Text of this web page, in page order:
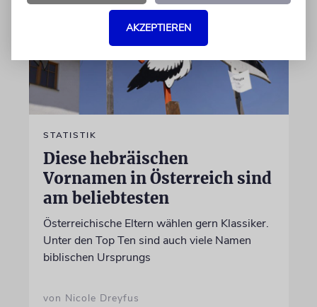
STATISTIK
Diese hebräischen
Vornamen in Österreich sind
am beliebtesten
Österreichische Eltern wählen gern Klassiker.
Unter den Top Ten sind auch viele Namen
biblischen Ursprungs
von Nicole Dreyfus
AKZEPTIEREN